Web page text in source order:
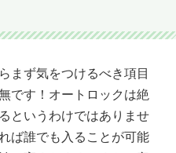
まず気をつけるべき項目
です！オートロックは絶
というわけではありませ
ば誰でも入ることが可能